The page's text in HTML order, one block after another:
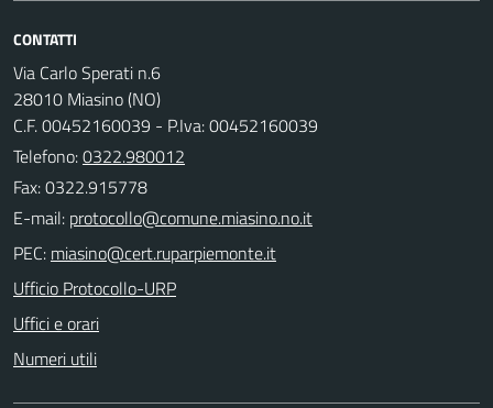
CONTATTI
Via Carlo Sperati n.6
28010 Miasino (NO)
C.F. 00452160039 - P.Iva: 00452160039
Telefono:0322.980012
Fax: 0322.915778
E-mail:
PEC:
Ufficio Protocollo-URP
Uffici e orari
Numeri utili